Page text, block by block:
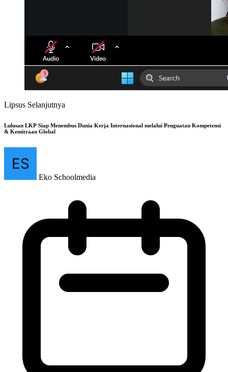
Lipsus Selanjutnya
Lulusan LKP Siap Menembus Dunia Kerja Internasional melalui Penguatan Kompetensi
& Kemitraan Global
Eko Schoolmedia